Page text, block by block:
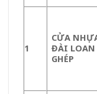
1
CỬA
ĐÀI LOAN
GHÉP